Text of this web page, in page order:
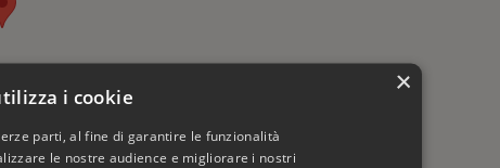
×
i cookie
parti, al fine di garantire le funzionalità
le nostre audience e migliorare i nostri